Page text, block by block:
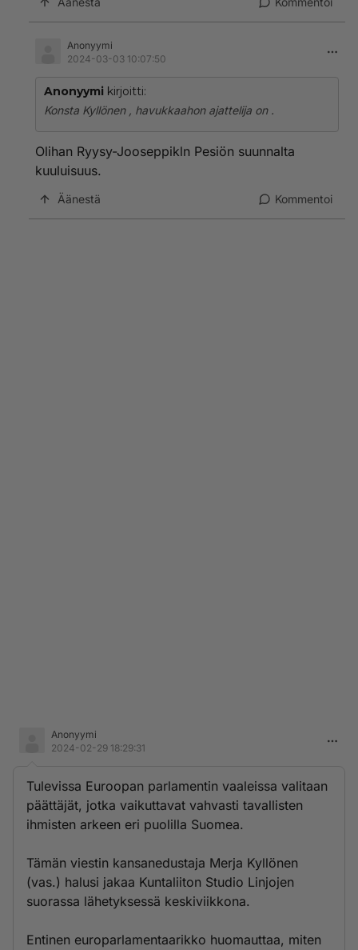
Anonyymi
2024-03-03 10:07:50
Anonyymi kirjoitti:
Konsta Kyllönen , havukkaahon ajattelija on .
Olihan Ryysy-Jooseppikln Pesiön suunnalta
kuuluisuus.
Äänestä Kommentoi
Anonyymi
2024-02-29 18:29:31
Tulevissa Euroopan parlamentin vaaleissa valitaan
päättäjät, jotka vaikuttavat vahvasti tavallisten
ihmisten arkeen eri puolilla Suomea.
Tämän viestin kansanedustaja Merja Kyllönen
(vas.) halusi jakaa Kuntaliiton Studio Linjojen
suorassa lähetyksessä keskiviikkona.
Entinen europarlamentaarikko huomauttaa, miten